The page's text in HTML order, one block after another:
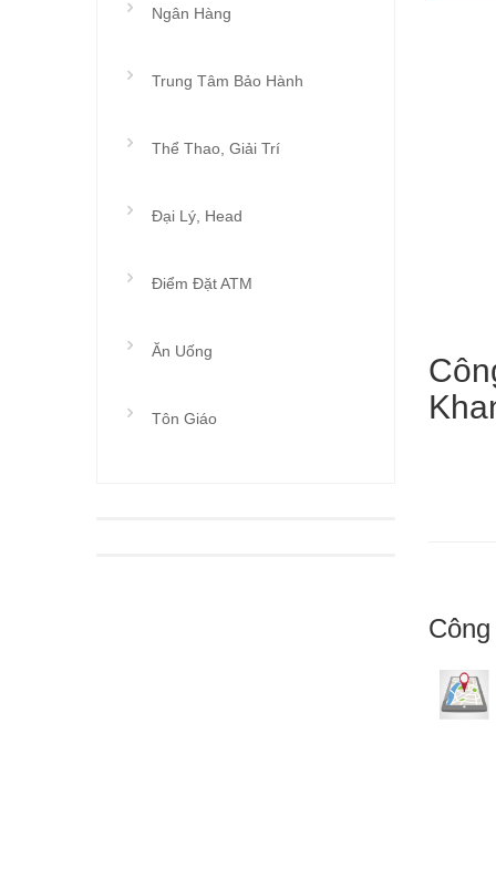
Ngân Hàng
Trung Tâm Bảo Hành
Thể Thao, Giải Trí
Đại Lý, Head
Điểm Đặt ATM
Ăn Uống
Tôn Giáo